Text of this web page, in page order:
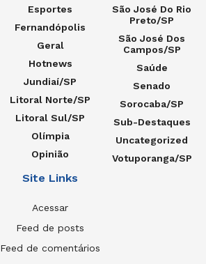
Esportes
Fernandópolis
Geral
Hotnews
Jundiaí/SP
Litoral Norte/SP
Litoral Sul/SP
Olímpia
Opinião
São José Do Rio
Preto/SP
São José Dos
Campos/SP
Saúde
Senado
Sorocaba/SP
Sub-Destaques
Uncategorized
Votuporanga/SP
Site Links
Acessar
Feed de posts
Feed de comentários